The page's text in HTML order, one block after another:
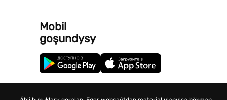
Mobil
goşundysy